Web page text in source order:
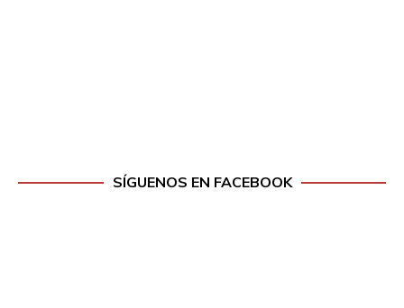
SÍGUENOS EN FACEBOOK